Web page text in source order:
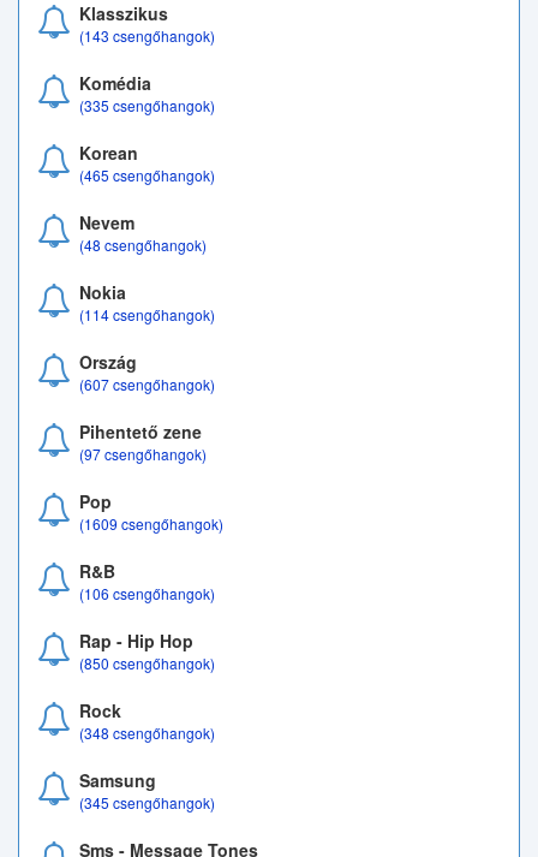
Klasszikus
(143 csengőhangok)
Komédia
(335 csengőhangok)
Korean
(465 csengőhangok)
Nevem
(48 csengőhangok)
Nokia
(114 csengőhangok)
Ország
(607 csengőhangok)
Pihentető zene
(97 csengőhangok)
Pop
(1609 csengőhangok)
R&B
(106 csengőhangok)
Rap - Hip Hop
(850 csengőhangok)
Rock
(348 csengőhangok)
Samsung
(345 csengőhangok)
Sms - Message Tones